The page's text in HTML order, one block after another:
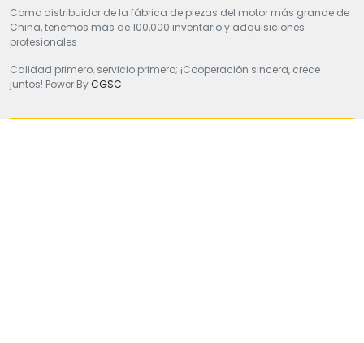
Como distribuidor de la fábrica de piezas del motor más grande de
China, tenemos más de 100,000 inventario y adquisiciones
profesionales
Calidad primero, servicio primero; ¡Cooperación sincera, crece
juntos! Power ByCGSC